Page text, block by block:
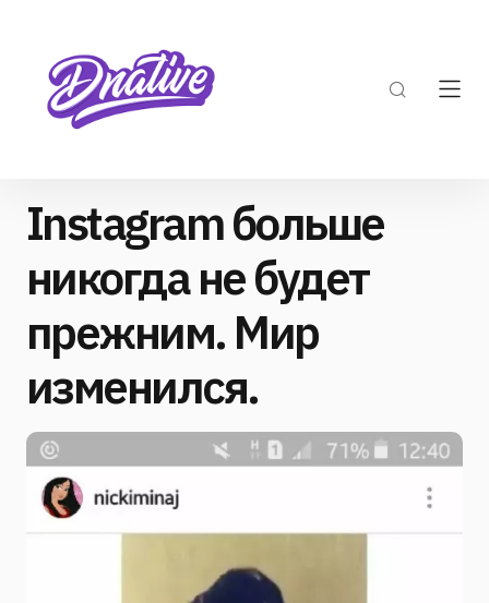
Instagram больше
никогда не будет
прежним. Мир
изменился.